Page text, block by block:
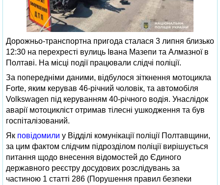
Дорожньо-транспортна пригода сталася 3 липня близько
12:30 на перехресті вулиць Івана Мазепи та Алмазної в
Полтаві. На місці події працювали слідчі поліції.
За попередніми даними, відбулося зіткнення мотоцикла
Forte, яким керував 46-річний чоловік, та автомобіля
Volkswagen під керуванням 40-річного водія. Унаслідок
аварії мотоцикліст отримав тілесні ушкодження та був
госпіталізований.
Як повідомили у Відділі комунікації поліції Полтавщини,
за цим фактом слідчим підрозділом поліції вирішується
питання щодо внесення відомостей до Єдиного
державного реєстру досудових розслідувань за
частиною 1 статті 286 (Порушення правил безпеки